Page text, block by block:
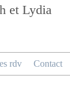
et Lydia
rdv Contact